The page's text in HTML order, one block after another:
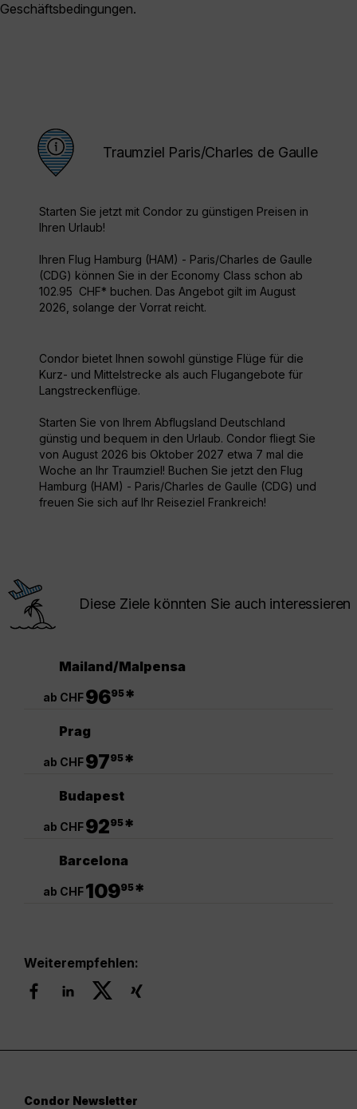
Geschäftsbedingungen.
Traumziel Paris/Charles de Gaulle
Starten Sie jetzt mit Condor zu günstigen Preisen in
Ihren Urlaub!
Ihren Flug Hamburg (HAM) - Paris/Charles de Gaulle
(CDG) können Sie in der Economy Class schon ab
102.95 CHF* buchen. Das Angebot gilt im August
2026, solange der Vorrat reicht.
Condor bietet Ihnen sowohl günstige Flüge für die
Kurz- und Mittelstrecke als auch Flugangebote für
Langstreckenflüge.
Starten Sie von Ihrem Abflugsland Deutschland
günstig und bequem in den Urlaub. Condor fliegt Sie
von August 2026 bis Oktober 2027 etwa 7 mal die
Woche an Ihr Traumziel! Buchen Sie jetzt den Flug
Hamburg (HAM) - Paris/Charles de Gaulle (CDG) und
freuen Sie sich auf Ihr Reiseziel Frankreich!
Diese Ziele könnten Sie auch interessieren
Mailand/Malpensa
ab CHF9695*
Prag
ab CHF9795*
Budapest
ab CHF9295*
Barcelona
ab CHF10995*
Weiterempfehlen:
Condor Newsletter